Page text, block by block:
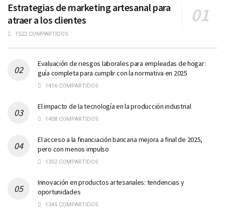
Estrategias de marketing artesanal para
atraer a los clientes
1522 COMPARTIDOS
Evaluación de riesgos laborales para empleadas de hogar:
guía completa para cumplir con la normativa en 2025
1416 COMPARTIDOS
El impacto de la tecnología en la producción industrial
1408 COMPARTIDOS
El acceso a la financiación bancaria mejora a final de 2025,
pero con menos impulso
1352 COMPARTIDOS
Innovación en productos artesanales: tendencias y
oportunidades
1345 COMPARTIDOS